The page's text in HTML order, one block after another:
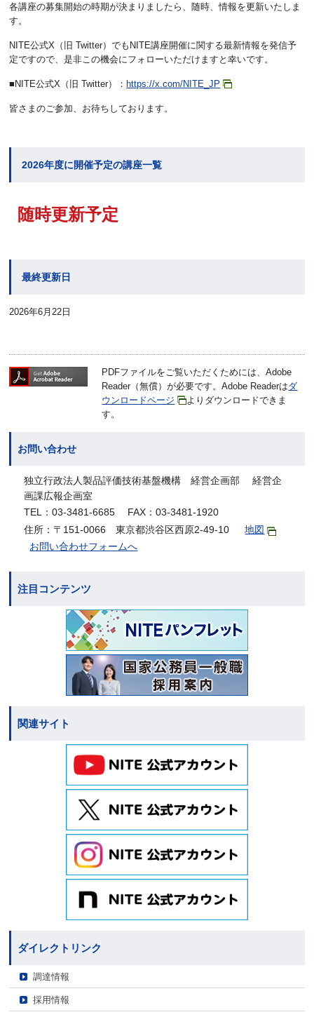
各講座の募集開始の時期が決まりましたら、随時、情報を更新いたしま
す。
NITE公式X（旧 Twitter）でもNITE講座開催に関する最新情報を発信予
定ですので、是非この機会にフォローいただけますと幸いです。
■NITE公式X（旧 Twitter）：https://x.com/NITE_JP
皆さまのご参加、お待ちしております。
2026年度に開催予定の講座一覧
随時更新予定
最終更新日
2026年6月22日
PDFファイルをご覧いただくためには、Adobe
Reader（無償）が必要です。Adobe Readerはダ
ウンロードページ
よりダウンロードできま
す。
お問い合わせ
独立行政法人製品評価技術基盤機構 経営企画部 経営企
画課広報企画室
TEL：03-3481-6685 FAX：03-3481-1920
住所：〒151-0066 東京都渋谷区西原2-49-10
地図
お問い合わせフォームへ
注目コンテンツ
関連サイト
ダイレクトリンク
調達情報
採用情報